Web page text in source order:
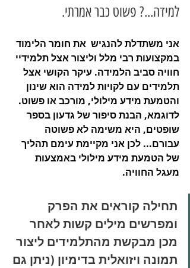
למידה...? פשוט כבר אמרתי.
אני משתדלת להנגיש  את חומר הלימוד
במקצועות רבי מלל וליצור אצל תלמידיי
חוויה סביב הלמידה. עיקר הקושי אצל
תלמידים עם לקויות למידה הוא שינון
והטמעת מידע מילולי, מורכב או פשוט.
לדוגמא, הבנת סיפור של גדעון בספר
שופטים, היא משימה לא פשוטה
עבורם... לכן אני מקיימת עימם תהליך
של הטמעת מידע מילולי באמצעות
מעגל החוויה.
תחילה קוראים את הפרק
ומפרשים מילים קשות לאחר
מכן מבקשת מהתלמידים ליצור
תמונה ויזואלית בדימיון (ניתן גם